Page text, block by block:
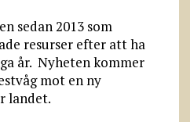
sedan 2013 som
resurser efter att ha
år. Nyheten kommer
mot en ny
landet.